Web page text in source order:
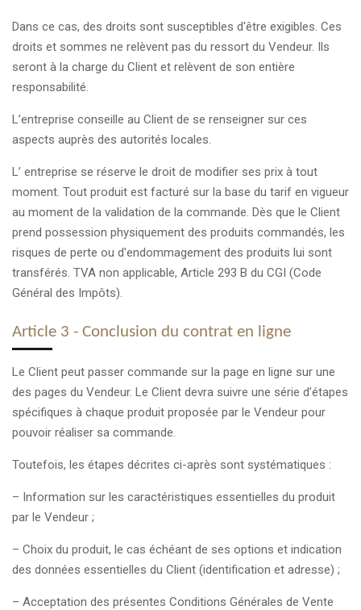
Dans ce cas, des droits sont susceptibles d'être exigibles. Ces
droits et sommes ne relèvent pas du ressort du Vendeur. Ils
seront à la charge du Client et relèvent de son entière
responsabilité.
L’entreprise conseille au Client de se renseigner sur ces
aspects auprès des autorités locales.
L’ entreprise se réserve le droit de modifier ses prix à tout
moment. Tout produit est facturé sur la base du tarif en vigueur
au moment de la validation de la commande. Dès que le Client
prend possession physiquement des produits commandés, les
risques de perte ou d'endommagement des produits lui sont
transférés. TVA non applicable, Article 293 B du CGI (Code
Général des Impôts).
Article 3 - Conclusion du contrat en ligne
Le Client peut passer commande sur la page en ligne sur une
des pages du Vendeur. Le Client devra suivre une série d’étapes
spécifiques à chaque produit proposée par le Vendeur pour
pouvoir réaliser sa commande.
Toutefois, les étapes décrites ci-après sont systématiques :
– Information sur les caractéristiques essentielles du produit
par le Vendeur ;
– Choix du produit, le cas échéant de ses options et indication
des données essentielles du Client (identification et adresse) ;
– Acceptation des présentes Conditions Générales de Vente